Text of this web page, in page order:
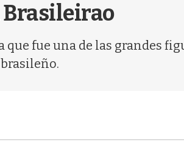
Brasileirao
que fue una de las grandes